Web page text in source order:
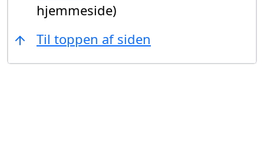
hjemmeside)
Til toppen af siden